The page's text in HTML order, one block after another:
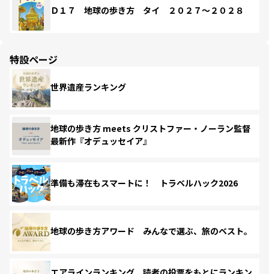
Ｄ１７ 地球の歩き方 タイ ２０２７～２０２８
特設ページ
世界遺産ランキング
地球の歩き方 meets クリストファー・ノーラン監督
最新作『オデュッセイア』
準備も滞在もスマートに！ トラベルハック2026
地球の歩き方アワード みんなで選ぶ、旅のベスト。